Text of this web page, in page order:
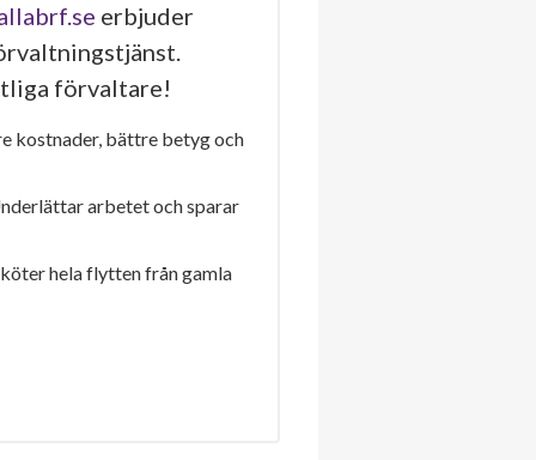
erbjuder
förvaltare!
kostnader, bättre betyg och
arbetet och sparar
hela flytten från gamla